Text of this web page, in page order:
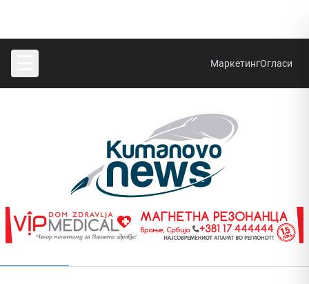
МаркетингОгласи